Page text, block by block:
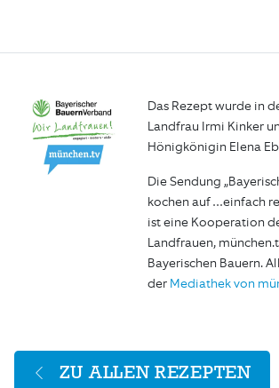
Das Rezept wurde in
Landfrau Irmi Kinker
Hönigkönigin Elena
Die Sendung
kochen auf …einfach
ist eine Kooperation
Landfrauen,
Bayerischen Bauern.
derMediathek von
ZU ALLEN REZEPTEN